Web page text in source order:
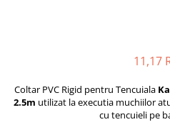
Vată Bazaltică
Polistiren Expandat & Extrudat
11,17
Coltar PVC Rigid pentru Tencuiala
2.5m utilizat la executia muchiilor
cu tencuieli pe